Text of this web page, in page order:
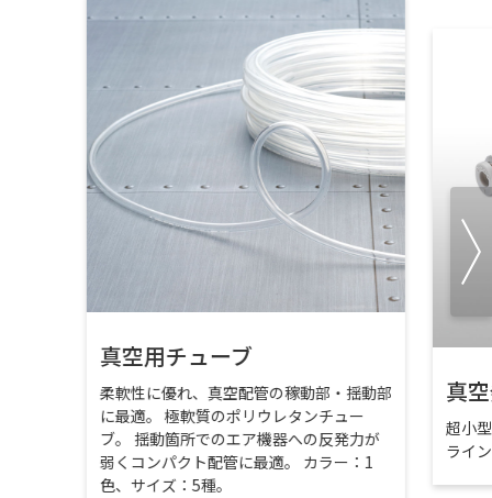
真空用チューブ
柔軟性に優れ、真空配管の稼動部・揺動部
に最適。 極軟質のポリウレタンチュー
ブ。 揺動箇所でのエア機器への反発力が
弱くコンパクト配管に最適。 カラー：1
色、サイズ：5種。
真
超小
ライ